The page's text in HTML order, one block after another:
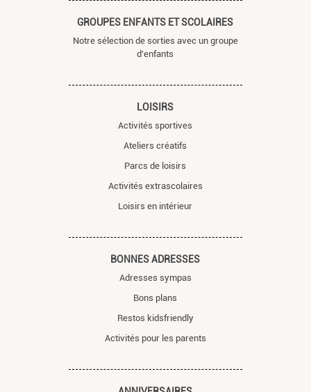
GROUPES ENFANTS ET SCOLAIRES
Notre sélection de sorties avec un groupe
d'enfants
LOISIRS
Activités sportives
Ateliers créatifs
Parcs de loisirs
Activités extrascolaires
Loisirs en intérieur
BONNES ADRESSES
Adresses sympas
Bons plans
Restos kidsfriendly
Activités pour les parents